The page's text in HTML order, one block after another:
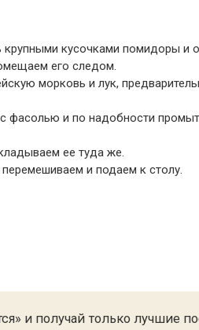
кусочками помидоры и
его следом.
морковь и лук,
фасолью и по надобности
ее туда же.
и подаем к столу.
и получай только лучшие